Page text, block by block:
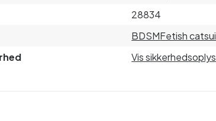
28834
BDSMFetish
Vis